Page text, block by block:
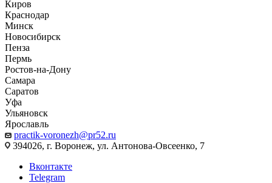
Киров
Краснодар
Минск
Новосибирск
Пенза
Пермь
Ростов-на-Дону
Самара
Саратов
Уфа
Ульяновск
Ярославль
practik-voronezh@pr52.ru
394026, г. Воронеж, ул. Антонова-Овсеенко, 7
Вконтакте
Telegram